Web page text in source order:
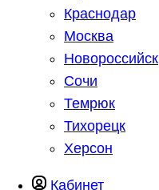
Краснодар
Москва
Новороссийск
Сочи
Темрюк
Тихорецк
Херсон
Кабинет